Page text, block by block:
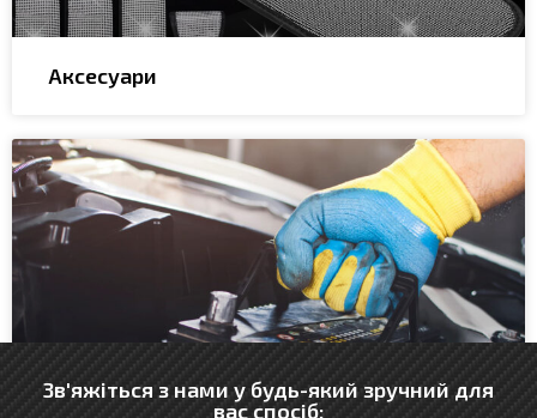
Аксесуари
Зв'яжіться з нами у будь-який зручний для
вас спосіб: